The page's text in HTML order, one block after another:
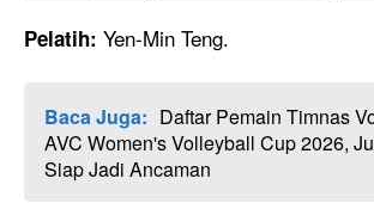
Pelatih: Yen-Min Teng.
Baca Juga: Daftar Pemain Timnas
AVC Women's Volleyball Cup 2026,
Siap Jadi Ancaman